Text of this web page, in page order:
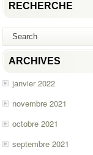
RECHERCHE
ARCHIVES
janvier 2022
novembre 2021
octobre 2021
septembre 2021